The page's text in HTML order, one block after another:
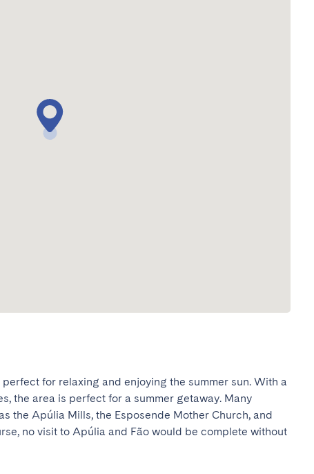
for relaxing and enjoying the summer sun. With a
the area is perfect for a summer getaway. Many
the Apúlia Mills, the Esposende Mother Church, and
no visit to Apúlia and Fão would be complete without